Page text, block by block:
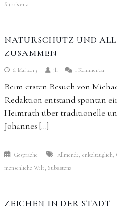
Subsistenz
NATURSCHUTZ UND
ZUSAMMEN
6. Mai 2013 jh 1 Kommentarzu
und
Beim ersten Besuch von
Redaktion entstand spontan
Heimrath über traditionelle
Johannes […]
Gespräche Allmende, enkeltauglich,
menschliche Welt, Subsistenz
ZEICHEN IN DER STADT